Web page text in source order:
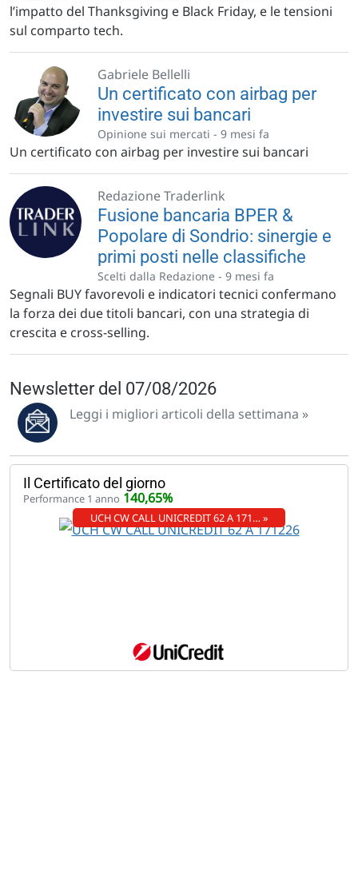
l’impatto del Thanksgiving e Black Friday, e le tensioni
sul comparto tech.
Gabriele Bellelli
Un certificato con airbag per
investire sui bancari
Opinione sui mercati - 9 mesi fa
Un certificato con airbag per investire sui bancari
Redazione Traderlink
Fusione bancaria BPER &
Popolare di Sondrio: sinergie e
primi posti nelle classifiche
Scelti dalla Redazione - 9 mesi fa
Segnali BUY favorevoli e indicatori tecnici confermano
la forza dei due titoli bancari, con una strategia di
crescita e cross-selling.
Newsletter del 07/08/2026
Leggi i migliori articoli della settimana »
Il Certificato del giorno
Performance 1 anno 140,65%
UCH CW CALL UNICREDIT 62 A 171… »